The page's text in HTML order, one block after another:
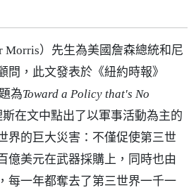
Morris）先生為美國詹森總統和尼
問，此文發表於《紐約時報》
為Toward a Policy that's No
斯在文中點出了以軍事活動為主的
界的巨大災害：不僅促使第三世
億美元在武器採購上，同時也由
每一年都奪去了第三世界一千一